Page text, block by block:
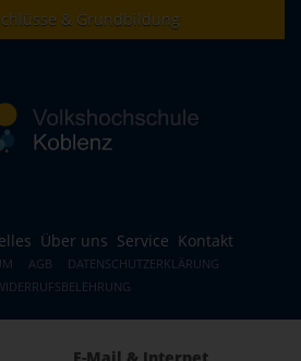
& Grundbildung
Über uns Service Kontakt
AGB
DATENSCHUTZERKLÄRUNG